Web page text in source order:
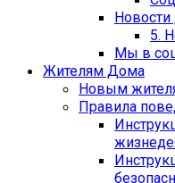
5.
Мы в
Жителям Дома
Новым
Правила